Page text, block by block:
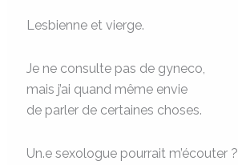
Lesbienne et vierge.
Je ne consulte pas de gyneco,
mais j’ai quand même envie
de parler de certaines choses.
Un.e sexologue pourrait m’écouter ?